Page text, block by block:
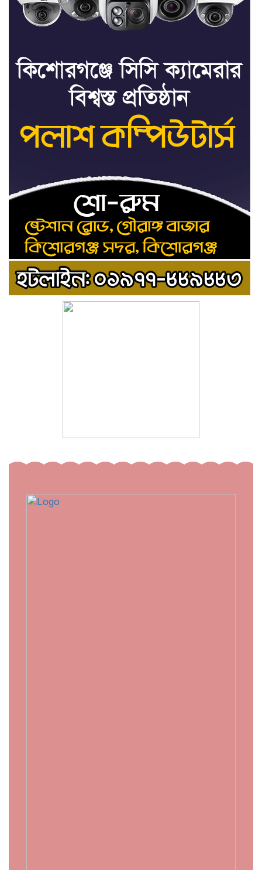
তাড়াইলে রাউতি মানবসেবা
ফাউন্ডেশনের আয়োজনে কাফন-
৪ বিভাগে অতি ভারি বৃষ্টির
সতর্কবার্তা
৯
রাষ্ট্রপতি নির্বাচনের ভোটার
তালিকা পেল ইসি
১০
কিশোরগঞ্জে যথাযোগ্য মর্যাদায়
পালিত হলো ‘জুলাই গণঅভ্যুত্থান
দিবস’